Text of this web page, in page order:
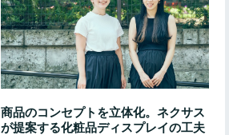
商品のコンセプトを立体化。ネクサス
が提案する化粧品ディスプレイの工夫